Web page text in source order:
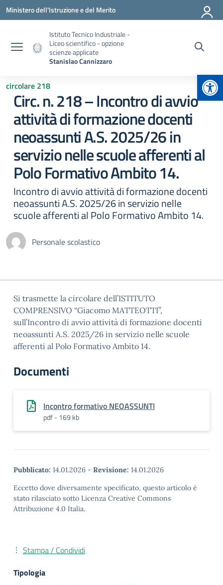
Vai ai contenuti
Vai al menu di navigazione
Vai al footer
Ministero dell'Istruzione e del Merito
Istituto Tecnico Industriale -
Liceo scientifico - opzione
scienze applicate
Stanislao Cannizzaro
circolare 218
Circ. n. 218 – Incontro di avvio
attività di formazione docenti
neoassunti A.S. 2025/26 in
servizio nelle scuole afferenti al
Polo Formativo Ambito 14.
Incontro di avvio attività di formazione docenti
neoassunti A.S. 2025/26 in servizio nelle
scuole afferenti al Polo Formativo Ambito 14.
Personale scolastico
Si trasmette la circolare dell’ISTITUTO
COMPRENSIVO “Giacomo MATTEOTTI”,
sull’Incontro di avvio attività di formazione docenti
neoassunti A.S. 2025/26 in servizio nelle scuole
afferenti al Polo Formativo Ambito 14.
Documenti
Incontro formativo NEOASSUNTI
pdf - 169 kb
Pubblicato: 14.01.2026 - Revisione: 14.01.2026
Eccetto dove diversamente specificato, questo articolo è
stato rilasciato sotto Licenza Creative Commons
Attribuzione 4.0 Italia.
Stampa / Condividi
Tipologia